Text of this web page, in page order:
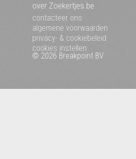
over Zoekertjes.be
contacteer ons
algemene voorwaarden
privacy- & cookiebeleid
cookies instellen
© 2026 Breakpoint BV